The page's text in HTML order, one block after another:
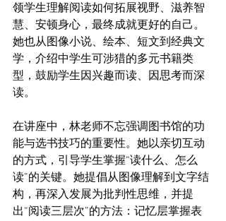
领学生理解阅读如何拓展视野、滋养智
慧、安顿身心，最终成就更好的自己。
她也从图像小说、绘本、短文到经典文
学，介绍中学生可涉猎的多元书籍类
型，鼓励学生因兴趣而读、因思考而深
读。
在讲座中，林老师不忘强调图书馆的功
能与选书技巧的重要性。她以亲切互动
的方式，引导学生掌握“读什么、怎么
读”的关键。她提倡从图像理解到文字结
构，再深入发展为批判性思维，并提
出“阅读三层次”的方法：记忆层掌握表